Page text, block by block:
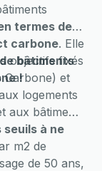
termes de
carbone. Elle
bâtiments
!
objectifs fixés
Carbone) et
logements
bâtiments
à ne
m2 de
de 50 ans,